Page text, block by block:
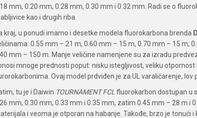
mm, 0.20 mm, 0.28 mm, 0.30 mm i 0.32 mm. Radi se o
kao i drugih riba.
kraj, u ponudi imamo i desetke modela fluorokarbona brenda
0.55 mm – 21 m, 0.60 mm – 15 m, 0.70 mm – 15 m,
mm – 150 m. Manje veličine namenjene su za izradu
mnoge prednosti poput: nisku istegljivost, veliku
Ovaj model prdviđen je za UL varaličarenje, lov
tu je i Daiwin TOURNAMENT FCL fluorokarbon dostupan u
mm, 0.30 mm, 0.33 mm i 0.35 mm, zatim 0.45 mm – 28 m i
i veoma je otporan na habanje. Takođe, brzo je tonući